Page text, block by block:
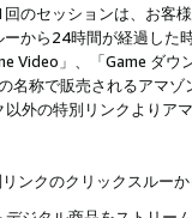
のセッションは、お
から24時間が経過し
Video」、「Game ダ
称で販売されるアマ
外の特別リンクよりア
ンクのクリックスルー